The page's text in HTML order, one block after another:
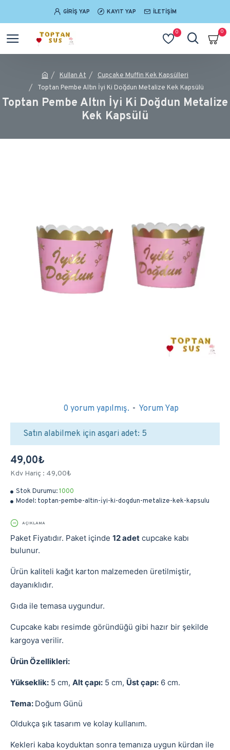
GIRIŞ YAP KAYIT YAP İLETIŞIM
0 0
Kullan At
Cupcake Muffin Kek Kapsülleri
Toptan Pembe Altın İyi Ki Doğdun Metalize Kek Kapsülü
Toptan Pembe Altın İyi Ki Doğdun Metalize
Kek Kapsülü
Stok Durumu:1000
Model: toptan-pembe-altin-i̇yi-ki-dogdun-metalize-kek-kapsulu
0 yorum yapılmış. - Yorum Yap
49,00₺
Kdv Hariç : 49,00₺
Satın alabilmek için asgari adet: 5
AÇIKLAMA
Paket Fiyatıdır. Paket içinde 12adet cupcake kabı
bulunur.
Ürün kaliteli kağıt karton malzemeden üretilmiştir,
dayanıklıdır.
Gıda ile temasa uygundur.
Cupcake kabı resimde göründüğü gibi hazır bir şekilde
kargoya verilir.
Ürün Özellikleri:
Yükseklik: 5 cm, Alt çapı: 5 cm, Üst çapı: 6 cm.
Tema: Doğum Günü
Oldukça şık tasarım ve kolay kullanım.
Kekleri kaba koyduktan sonra temanıza uygun kürdan ile